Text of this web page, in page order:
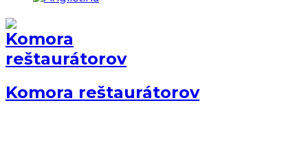
Komora reštaurátorov